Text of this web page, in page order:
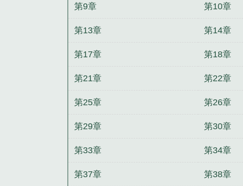
第9章 第10章
第13章 第14章
第17章 第18章
第21章 第22章
第25章 第26章
第29章 第30章
第33章 第34章
第37章 第38章